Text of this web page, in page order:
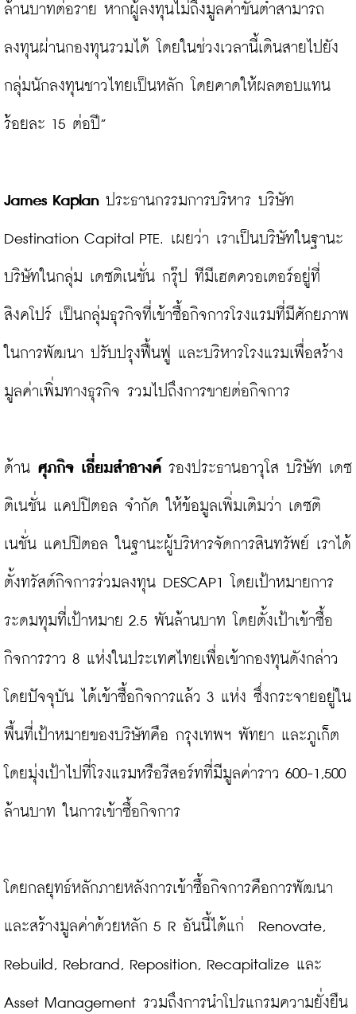
ล้านบาทต่อราย หากผู้ลงทุนไม่ถึงมูลค่าขั้นต่ำสามารถ
ลงทุนผ่านกองทุนรวมได้ โดยในช่วงเวลานี้เดินสายไปยัง
กลุ่มนักลงทุนชาวไทยเป็นหลัก โดยคาดให้ผลตอบแทน
ร้อยละ 15 ต่อปี”
James Kaplan ประธานกรรมการบริหาร บริษัท
Destination Capital PTE. เผยว่า เราเป็นบริษัทในฐานะ
บริษัทในกลุ่ม เดซติเนชั่น กรุ๊ป ทีมีเฮดควอเตอร์อยู่ที่
สิงคโปร์ เป็นกลุ่มธุรกิจที่เข้าซื้อกิจการโรงแรมที่มีศักยภาพ
ในการพัฒนา ปรับปรุงฟื้นฟู และบริหารโรงแรมเพื่อสร้าง
มูลค่าเพิ่มทางธุรกิจ รวมไปถึงการขายต่อกิจการ
ด้าน ศุภกิจ เอี่ยมสำอางค์ รองประธานอาวุโส บริษัท เดซ
ติเนชั่น แคปปิตอล จำกัด ให้ข้อมูลเพิ่มเติมว่า เดซติ
เนชั่น แคปปิตอล ในฐานะผู้บริหารจัดการสินทรัพย์ เราได้
ตั้งทรัสต์กิจการร่วมลงทุน DESCAP1 โดยเป้าหมายการ
ระดมทุมที่เป้าหมาย 2.5 พันล้านบาท โดยตั้งเป้าเข้าซื้อ
กิจการราว 8 แห่งในประเทศไทยเพื่อเข้ากองทุนดังกล่าว
โดยปัจจุบัน ได้เข้าซื้อกิจการแล้ว 3 แห่ง ซึ่งกระจายอยู่ใน
พื้นที่เป้าหมายของบริษัทคือ กรุงเทพฯ พัทยา และภูเก็ต
โดยมุ่งเป้าไปที่โรงแรมหรือรีสอร์ทที่มีมูลค่าราว 600-1,500
ล้านบาท ในการเข้าซื้อกิจการ
โดยกลยุทธ์หลักภายหลังการเข้าซื้อกิจการคือการพัฒนา
และสร้างมูลค่าด้วยหลัก 5 R อันนี้ได้แก่  Renovate,
Rebuild, Rebrand, Reposition, Recapitalize และ
Asset Management รวมถึงการนำโปรแกรมความยั่งยืน